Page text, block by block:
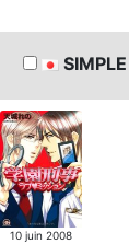
SIMPLE
10 juin 2008